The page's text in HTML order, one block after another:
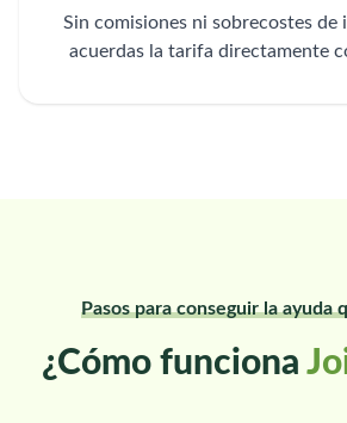
Sin comisiones ni sobrecostes de
acuerdas la tarifa directamente
Pasos para conseguir la ayuda
¿Cómo funciona